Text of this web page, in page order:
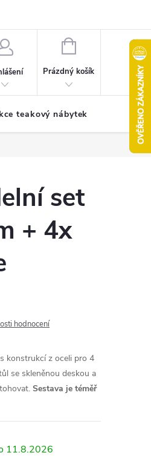
NÁKUPNÍ
Prázdný košík
teakový nábytek
set
+ 4x
hodnocení
konstrukcí z oceli pro 4
se skleněnou deskou a
Sestava je téměř
11.8.2026